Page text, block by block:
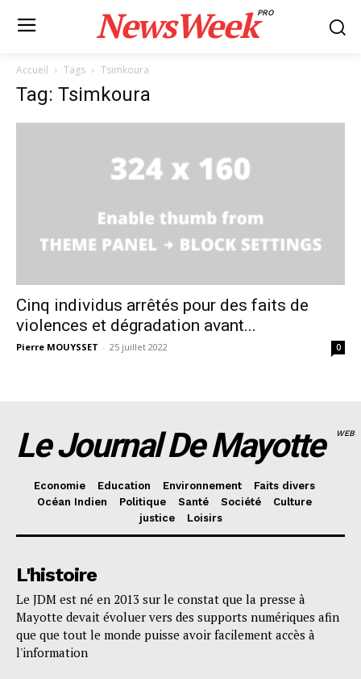
NewsWeekPRO
Accueil Tags Tsimkoura
Tag: Tsimkoura
Cinq individus arrêtés pour des faits de
violences et dégradation avant...
Pierre MOUYSSET - 25 juillet 2022 0
Le Journal De Mayotte WEB
Economie Education Environnement
Faits divers
Océan Indien
Politique Santé Société
Culture
justice
Loisirs
L'histoire
Le JDM est né en 2013 sur le constat que la presse à
Mayotte devait évoluer vers des supports numériques afin
que que tout le monde puisse avoir facilement accès à
l'information